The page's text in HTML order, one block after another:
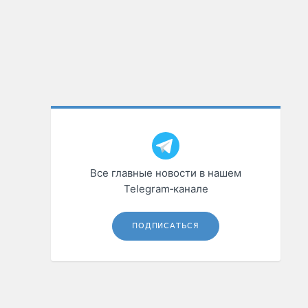
Все главные новости в нашем
Telegram‑канале
ПОДПИСАТЬСЯ